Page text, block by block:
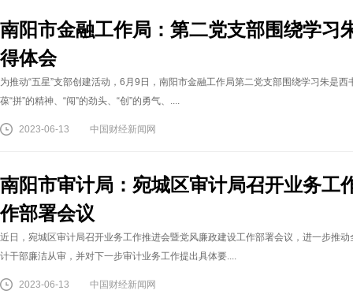
南阳市金融工作局：第二党支部围绕学习
得体会
为推动“五星”支部创建活动，6月9日，南阳市金融工作局第二党支部围绕学习朱是
葆“拼”的精神、“闯”的劲头、“创”的勇气、....
2023-06-13 中国财经新闻网
南阳市审计局：宛城区审计局召开业务工
作部署会议
近日，宛城区审计局召开业务工作推进会暨党风廉政建设工作部署会议，进一步推
计干部廉洁从审，并对下一步审计业务工作提出具体要....
2023-06-13 中国财经新闻网